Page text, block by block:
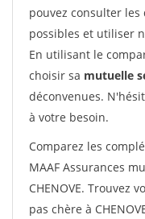
pouvez consulter
possibles et utiliser
En utilisant le
choisir sa mutuelle
déconvenues.
à votre besoin.
Comparez les
MAAF Assurances
CHENOVE. Trouvez
pas chère à